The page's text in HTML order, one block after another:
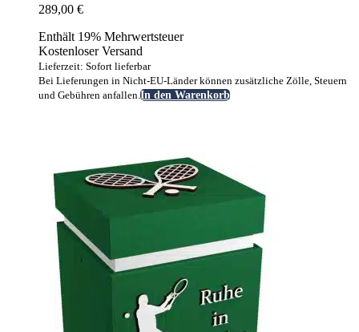
289,00 €
Enthält 19% Mehrwertsteuer
Kostenloser Versand
Lieferzeit: Sofort lieferbar
Bei Lieferungen in Nicht-EU-Länder können zusätzliche Zölle, Steuern
und Gebühren anfallen.In den Warenkorb